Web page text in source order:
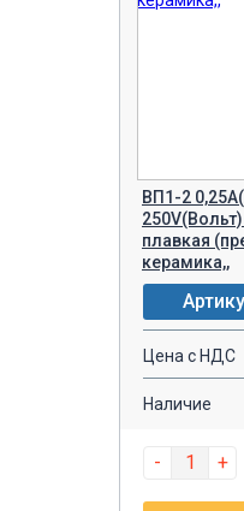
ВП1-2
плавкая
керамика,,
Цена с НДС
Наличие
- +